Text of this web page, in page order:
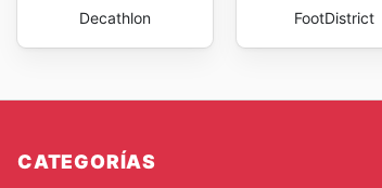
Decathlon FootDistrict
CATEGORÍAS